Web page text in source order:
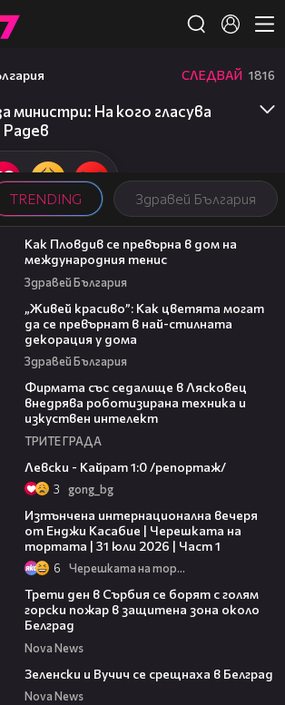
TRENDING Здравей България
СЛЕДВАЙ 1816
министри: На кого гласува
Как Пловдив се превърна в дом на
международния тенис
Здравей България
„Живей красиво”: Как цветята могат
да се превърнат в най-стилната
декорация у дома
Здравей България
Фирмата със седалище в Лясковец
внедрява роботизирана техника и
изкуствен интелект
ТРИТЕ ГРАДА
Левски - Кайрат 1:0 /репортаж/
3 gong_bg
Изтънчена интернационална вечеря
от Енджи Касабие | Черешката на
тортата | 31 юли 2026 | Част 1
6 Черешката на тортата
Трети ден в Сърбия се борят с голям
горски пожар в защитена зона около
Белград
Nova News
Зеленски и Вучич се срещнаха в Белград
Nova News